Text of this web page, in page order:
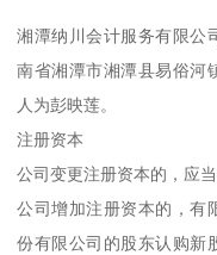
湘潭纳川会计服务有限公
南省湘潭市湘潭县易俗河
人为彭映莲。
注册资本
公司变更注册资本的，应
公司增加注册资本的，有
份有限公司的股东认购新